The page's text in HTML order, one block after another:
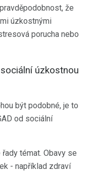
že
úzkostnými
porucha nebo
úzkostnou
být podobné, je to
od sociální
témat. Obavy se
- například zdraví